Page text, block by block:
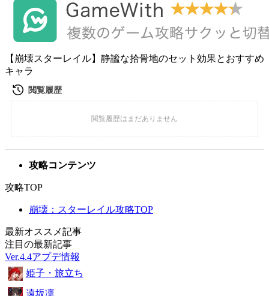
【崩壊スターレイル】静謐な拾骨地のセット効果とおすすめ
キャラ
攻略コンテンツ
攻略TOP
崩壊：スターレイル攻略TOP
最新オススメ記事
注目の最新記事
Ver.4.4アプデ情報
姫子・旅立ち
遠坂凛